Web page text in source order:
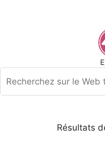
Résultats